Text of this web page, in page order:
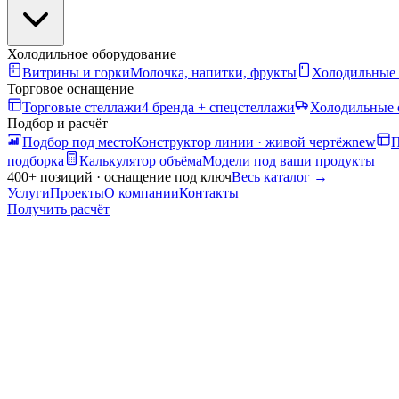
Холодильное оборудование
Витрины и горкиМолочка, напитки, фрукты
Торговое оснащение
Торговые стеллажи4 бренда + спецстеллажи Холодильные
Подбор и расчёт
Подбор под местоКонструктор линии · живой чертёжnew
подборка
Калькулятор объёмаМодели под ваши продукты
400+ позиций · оснащение под ключВесь каталог →
УслугиПроектыО компанииКонтакты
Получить расчёт